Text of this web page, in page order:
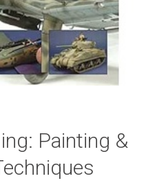
Painting &